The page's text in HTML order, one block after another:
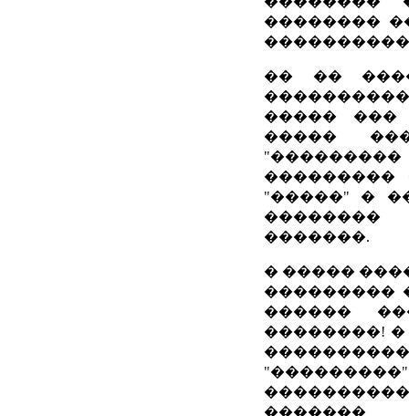
��������
�� ��
����� ���
�����
"���������
���������
"�����" �
��������
�������.
� �����
���������
������
��������!
�������